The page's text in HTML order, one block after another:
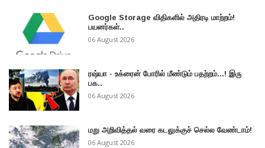
Google Storage விதிகளில் அதிரடி மாற்றம்!
பயனர்கள்..
06 August 2026
ரஷ்யா - உக்ரைன் போரில் மீண்டும் பதற்றம்...! இரு
பக..
06 August 2026
மறு அறிவித்தல் வரை கடலுக்குச் செல்ல வேண்டாம்!
06 August 2026